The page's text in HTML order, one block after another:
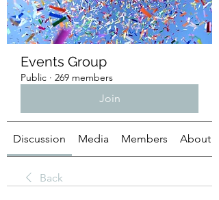
Events Group
Public · 269 members
Join
Discussion Media Members About
Back